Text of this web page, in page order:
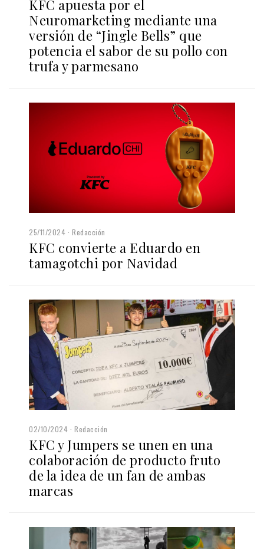
KFC apuesta por el
Neuromarketing mediante una
versión de “Jingle Bells” que
potencia el sabor de su pollo con
trufa y parmesano
25/11/2024 Redacción
KFC convierte a Eduardo en
tamagotchi por Navidad
02/10/2024 Redacción
KFC y Jumpers se unen en una
colaboración de producto fruto
de la idea de un fan de ambas
marcas